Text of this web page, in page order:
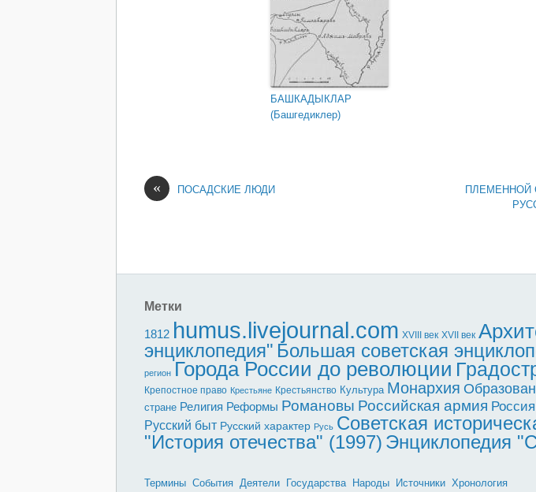
БАШКАДЫКЛАР
(Башгедиклер)
« ПОСАДСКИЕ ЛЮДИ
ПЛЕМЕННОЙ
Метки
1812 humus.livejournal.com XVIII век XVII век
энциклопедия" Большая советская
регион Города России до революции
Крепостное право Крестьяне Крестьянство Культура Монархия
стране Религия Реформы Романовы Российская армия
Русский быт Русский характер Русь Советская
"История отечества" (1997) Энциклопедия
Термины События Деятели Государства Народы Источники Хронология